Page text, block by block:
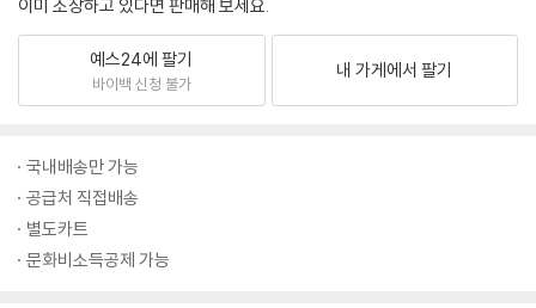
이미 소장하고 있다면 판매해 보세요.
예스24에 팔기
바이백 신청 불가
내 가게에서 팔기
국내배송만 가능
공급처 직접배송
별도카트
문화비소득공제 가능